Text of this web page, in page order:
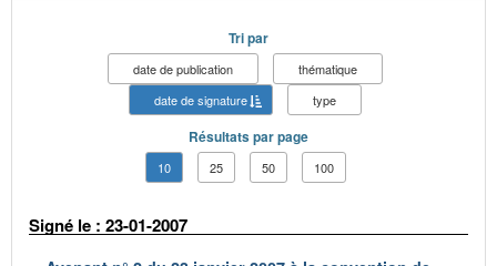
Tri par
date de publication
thématique
date de signature
type
Résultats par page
10 25 50 100
Signé le : 23-01-2007